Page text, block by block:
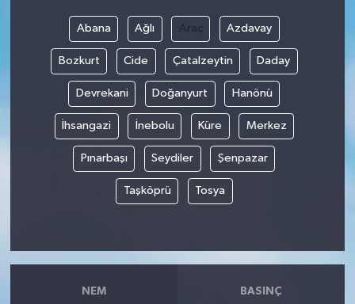
Abana Ağlı Araç Azdavay
Bozkurt Cide Çatalzeytin Daday
Devrekani Doğanyurt Hanönü
İhsangazi İnebolu Küre Merkez
Pınarbaşı Seydiler Şenpazar
Taşköprü Tosya
NEM BASINÇ
Malazgirt
Varto